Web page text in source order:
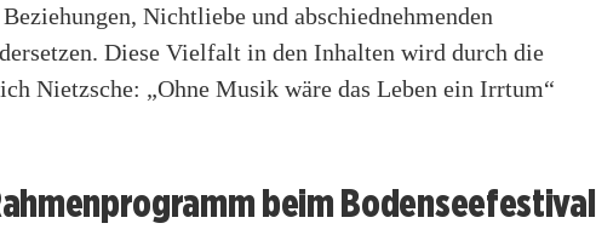
Nichtliebe und abschiednehmenden
Diese Vielfalt in den Inhalten wird durch die
Nietzsche: „Ohne Musik wäre das Leben ein Irrtum“
beim Bodenseefestival